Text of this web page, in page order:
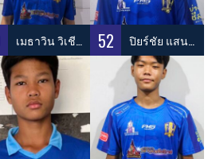
เมธาวิน วิเชียรเทียบ 52 ปิยร์ชัย แสนชมภู